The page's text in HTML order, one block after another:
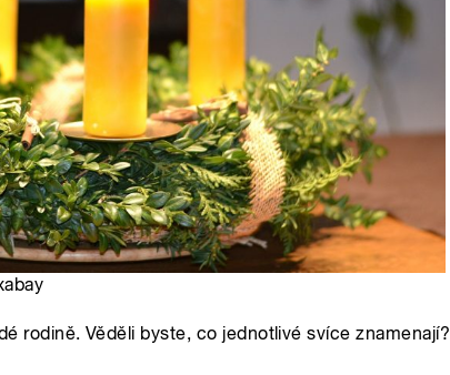
rodině. Věděli byste, co jednotlivé svíce znamenají?